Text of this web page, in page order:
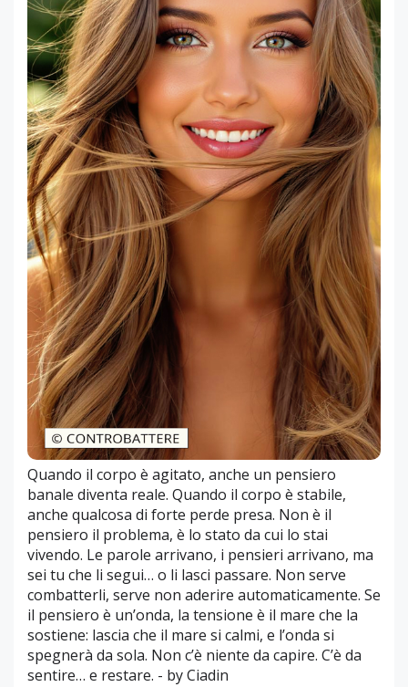
Quando il corpo è agitato, anche un pensiero
banale diventa reale. Quando il corpo è stabile,
anche qualcosa di forte perde presa. Non è il
pensiero il problema, è lo stato da cui lo stai
vivendo. Le parole arrivano, i pensieri arrivano, ma
sei tu che li segui… o li lasci passare. Non serve
combatterli, serve non aderire automaticamente. Se
il pensiero è un’onda, la tensione è il mare che la
sostiene: lascia che il mare si calmi, e l’onda si
spegnerà da sola. Non c’è niente da capire. C’è da
sentire… e restare. - by Ciadin